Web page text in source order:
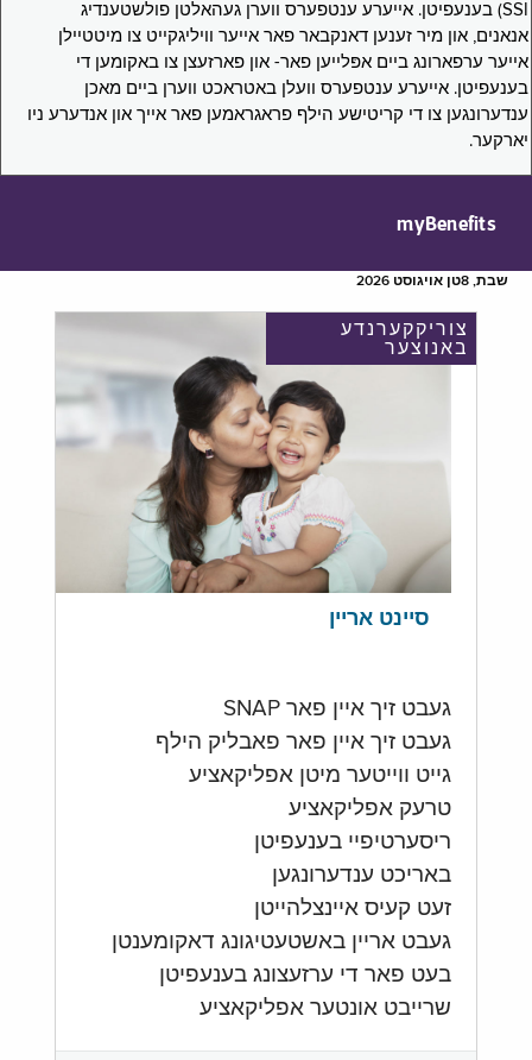
SSI) בענעפיטן. אייערע ענטפערס ווערן געהאלטן פולשטענדיג
אנאנים, און מיר זענען דאנקבאר פאר אייער וויליגקייט צו מיטטיילן
אייער ערפארונג ביים אפּלייען פאר- און פארזעצן צו באקומען די
בענעפיטן. אייערע ענטפערס וועלן באטראכט ווערן ביים מאכן
ענדערונגען צו די קריטישע הילף פראגראמען פאר אייך און אנדערע ניו
יארקער.
myBenefits
שבת, 8טן אויגוסט 2026
צוריקקערנדע
באנוצער
סיינט אריין
געבט זיך איין פאר SNAP
געבט זיך איין פאר פאבליק הילף
גייט ווייטער מיטן אפליקאציע
טרעק אפליקאציע
ריסערטיפיי בענעפיטן
באריכט ענדערונגען
זעט קעיס איינצלהייטן
געבט אריין באשטעטיגונג דאקומענטן
בעט פאר די ערזעצונג בענעפיטן
שרייבט אונטער אפליקאציע